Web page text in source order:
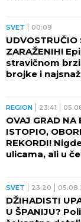
SVET 00:09
UDVOSTRUČIO
ZARAŽENIH!
stravičnom
brojke i
REGION 23:41
OVAJ GRAD NA
ISTOPIO,
REKORDI!
ulicama, ali u
SVET 23:20
DŽIHADISTI
U ŠPANIJU?